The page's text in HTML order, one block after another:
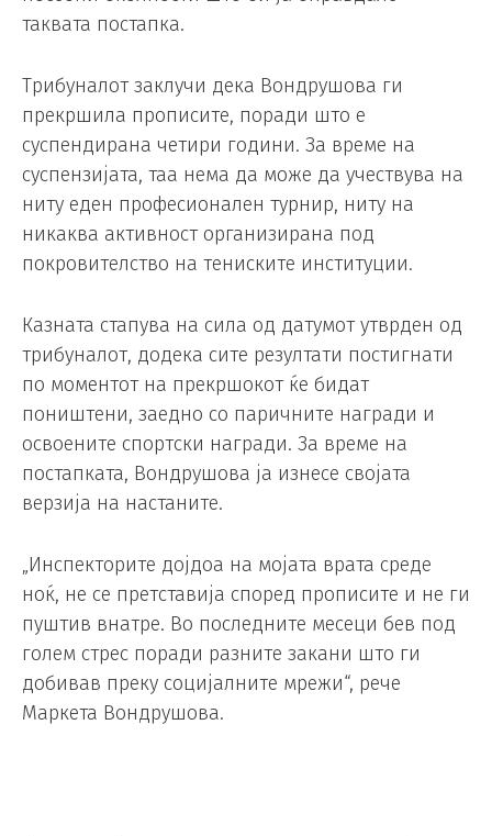
таквата постапка.
Трибуналот заклучи дека Вондрушова ги
прекршила прописите, поради што е
суспендирана четири години. За време на
суспензијата, таа нема да може да учествува на
ниту еден професионален турнир, ниту на
никаква активност организирана под
покровителство на тениските институции.
Казната стапува на сила од датумот утврден од
трибуналот, додека сите резултати постигнати
по моментот на прекршокот ќе бидат
поништени, заедно со паричните награди и
освоените спортски награди. За време на
постапката, Вондрушова ја изнесе својата
верзија на настаните.
„Инспекторите дојдоа на мојата врата среде
ноќ, не се претставија според прописите и не ги
пуштив внатре. Во последните месеци бев под
голем стрес поради разните закани што ги
добивав преку социјалните мрежи“, рече
Маркета Вондрушова.